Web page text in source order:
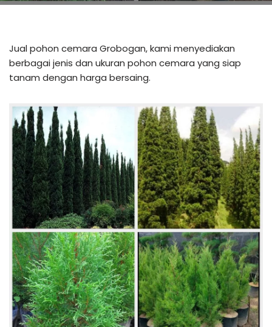
Jual pohon cemara Grobogan, kami menyediakan
berbagai jenis dan ukuran pohon cemara yang siap
tanam dengan harga bersaing.